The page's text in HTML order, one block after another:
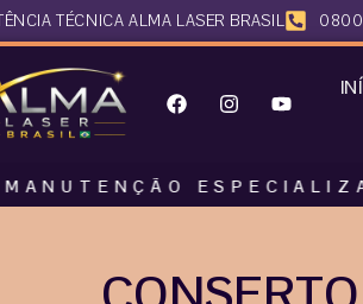
TÉCNICA ALMA LASER BRASIL
ESPECIALIZADA